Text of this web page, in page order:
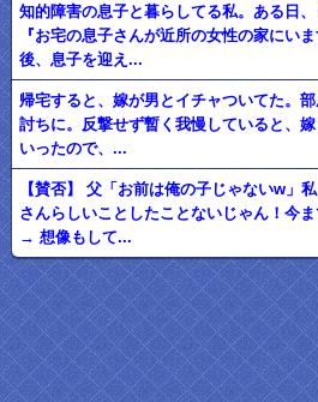
知的障害の息子と暮らしてる私。ある日
『お宅の息子さんが近所の女性の家にい
後、息子を迎え...
帰宅すると、嫁が男とイチャついてた。
討ちに。反撃せず暫く我慢していると、
いったので、...
【賛否】 父「お前は俺の子じゃないw」
さんらしいことしたことないじゃん！今ま
→ 想像もして...